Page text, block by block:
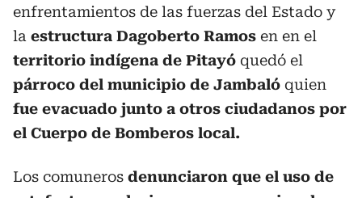
enfrentamientos de las fuerzas del Estado y
la estructura Dagoberto Ramos en en el
territorio indígena de Pitayó quedó el
párroco del municipio de Jambaló quien
fue evacuado junto a otros ciudadanos por
el Cuerpo de Bomberos local.
Los comuneros denunciaron que el uso de